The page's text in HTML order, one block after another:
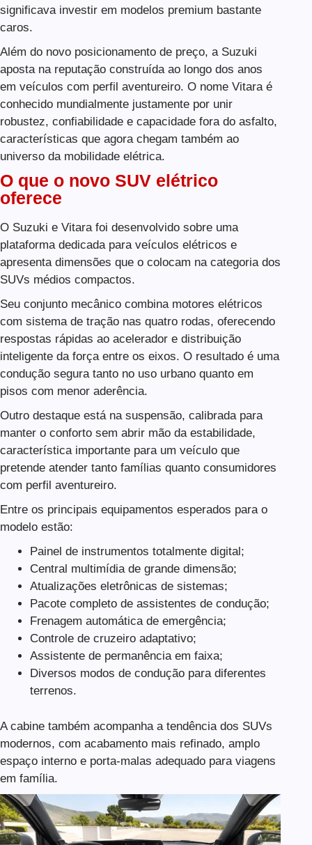
significava investir em modelos premium bastante
caros.
Além do novo posicionamento de preço, a Suzuki
aposta na reputação construída ao longo dos anos
em veículos com perfil aventureiro. O nome Vitara é
conhecido mundialmente justamente por unir
robustez, confiabilidade e capacidade fora do asfalto,
características que agora chegam também ao
universo da mobilidade elétrica.
O que o novo SUV elétrico
oferece
O Suzuki e Vitara foi desenvolvido sobre uma
plataforma dedicada para veículos elétricos e
apresenta dimensões que o colocam na categoria dos
SUVs médios compactos.
Seu conjunto mecânico combina motores elétricos
com sistema de tração nas quatro rodas, oferecendo
respostas rápidas ao acelerador e distribuição
inteligente da força entre os eixos. O resultado é uma
condução segura tanto no uso urbano quanto em
pisos com menor aderência.
Outro destaque está na suspensão, calibrada para
manter o conforto sem abrir mão da estabilidade,
característica importante para um veículo que
pretende atender tanto famílias quanto consumidores
com perfil aventureiro.
Entre os principais equipamentos esperados para o
modelo estão:
Painel de instrumentos totalmente digital;
Central multimídia de grande dimensão;
Atualizações eletrônicas de sistemas;
Pacote completo de assistentes de condução;
Frenagem automática de emergência;
Controle de cruzeiro adaptativo;
Assistente de permanência em faixa;
Diversos modos de condução para diferentes
terrenos.
A cabine também acompanha a tendência dos SUVs
modernos, com acabamento mais refinado, amplo
espaço interno e porta-malas adequado para viagens
em família.